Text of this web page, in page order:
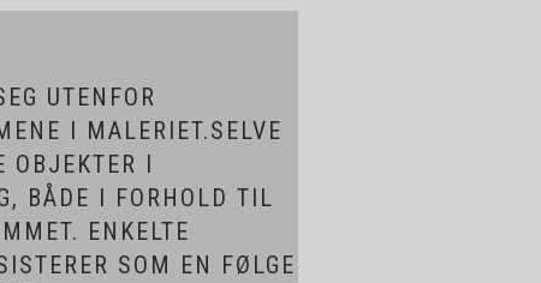
UTENFOR
I MALERIET.SELVE
OBJEKTER I
BÅDE I FORHOLD TIL
ENKELTE
SOM EN FØLGE